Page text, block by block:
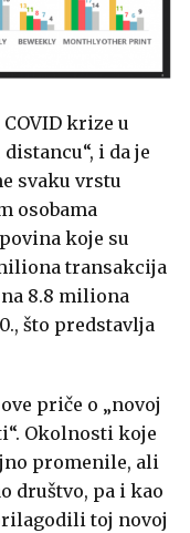
krize u
i da je
svaku vrstu
osobama
koje su
transakcija
8.8 miliona
što predstavlja
priče o „novoj
Okolnosti koje
promenile, ali
društvo, pa i kao
toj novoj